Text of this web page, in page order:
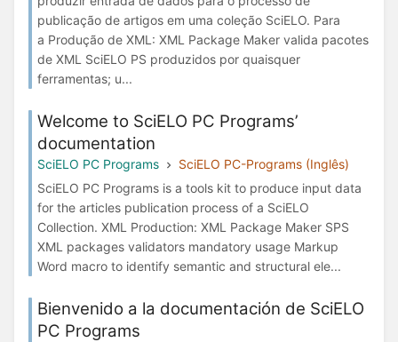
publicação de artigos em uma coleção SciELO. Para
a Produção de XML: XML Package Maker valida pacotes
de XML SciELO PS produzidos por quaisquer
ferramentas; u...
Welcome to SciELO PC Programs’
documentation
SciELO PC Programs
SciELO PC-Programs (Inglês)
SciELO PC Programs is a tools kit to produce input data
for the articles publication process of a SciELO
Collection. XML Production: XML Package Maker SPS
XML packages validators mandatory usage Markup
Word macro to identify semantic and structural ele...
Bienvenido a la documentación de SciELO
PC Programs